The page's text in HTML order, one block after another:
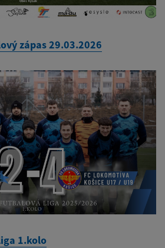
zápas 29.03.2026
1.kolo